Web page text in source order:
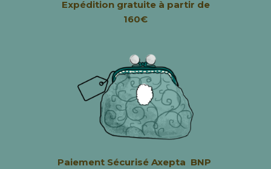
Expédition gratuite à partir de
160€
Paiement Sécurisé Axepta BNP